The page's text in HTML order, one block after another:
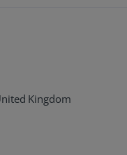
Kingdom